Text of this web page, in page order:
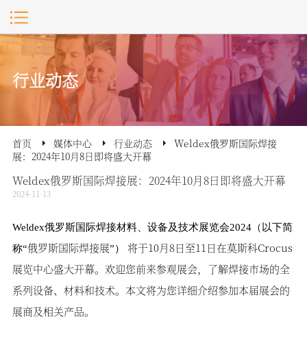
行业动态
首页 媒体中心 行业动态
Weldex俄罗斯国际焊接
展：2024年10月8日即将盛大开幕
Weldex俄罗斯国际焊接展：2024年10月8日即将盛大开幕
2024-11-13
Weldex俄罗斯国际焊接材料、设备及技术展览会2024（以下简
称“俄罗斯国际焊接展”） 将于10月8日至11日在莫斯科Crocus
展览中心盛大开幕。欢迎您前来参观展会，了解焊接市场的全
系列设备、材料和技术。本文将为您详细介绍参加本届展会的
展商及相关产品。